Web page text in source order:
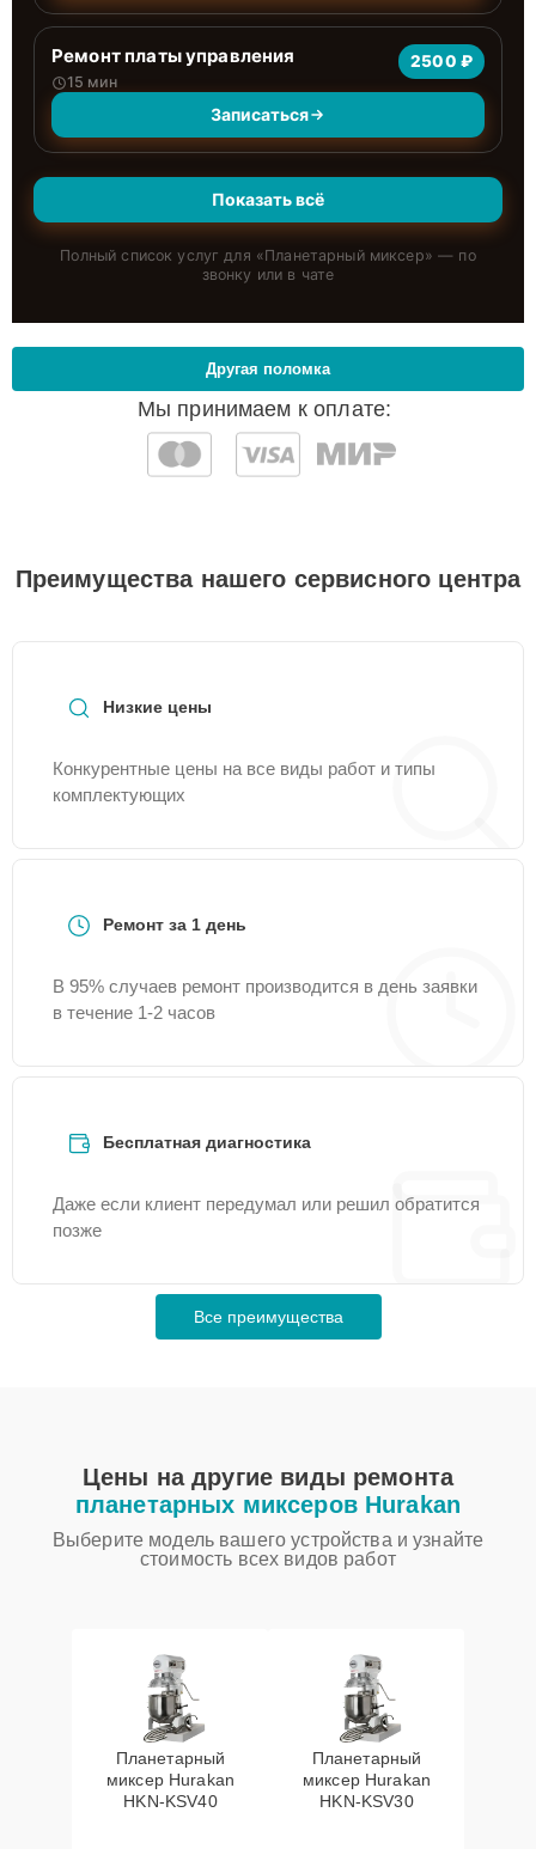
Ремонт платы управления
15 мин
2500 ₽
Записаться
Показать всё
Полный список услуг для «Планетарный миксер» — по
звонку или в чате
Мы принимаем к оплате:
Другая поломка
Преимущества нашего сервисного центра
Низкие цены
Конкурентные цены на все виды работ и типы
комплектующих
Ремонт за 1 день
В 95% случаев ремонт производится в день заявки
в течение 1-2 часов
Бесплатная диагностика
Даже если клиент передумал или решил обратится
позже
Все преимущества
Цены на другие виды ремонта
планетарных миксеров Hurakan
Выберите модель вашего устройства и узнайте
стоимость всех видов работ
Планетарный
миксер Hurakan
HKN-KSV40
Планетарный
миксер Hurakan
HKN-KSV30